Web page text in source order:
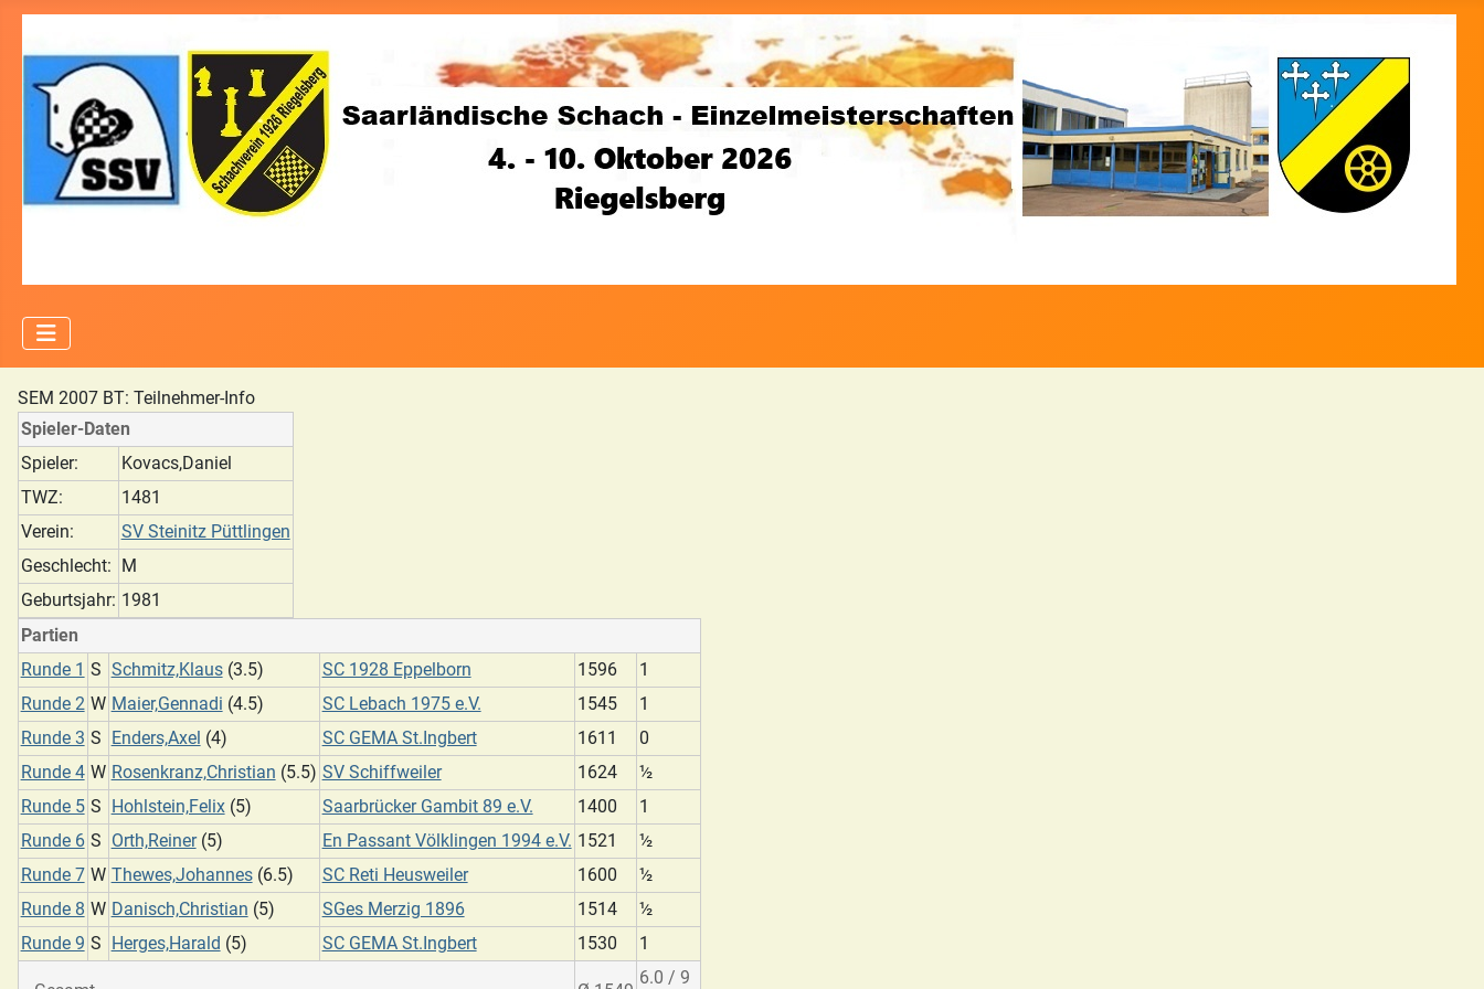
SEM 2007 BT: Teilnehmer-Info
Spieler-Daten
Spieler:
Kovacs,Daniel
TWZ:
1481
Verein:
SV Steinitz Püttlingen
Geschlecht: M
Geburtsjahr: 1981
Partien
Runde 1 S Schmitz,Klaus(3.5) SC 1928 Eppelborn 1596
1
Runde 2 W Maier,Gennadi (4.5) SC Lebach 1975 e.V. 1545
1
Runde 3 S Enders,Axel (4) SC GEMA St.Ingbert 1611
0
Runde 4 W Rosenkranz,Christian (5.5) SV Schiffweiler 1624
½
Runde 5 S Hohlstein,Felix(5) Saarbrücker Gambit 89 e.V. 1400
1
Runde 6 S Orth,Reiner(5) En Passant Völklingen 1994 e.V. 1521
½
Runde 7 W Thewes,Johannes(6.5) SC Reti Heusweiler 1600
½
Runde 8 W Danisch,Christian (5) SGes Merzig 1896 1514
½
Runde 9 S Herges,Harald (5) SC GEMA St.Ingbert 1530 1
6.0 / 9